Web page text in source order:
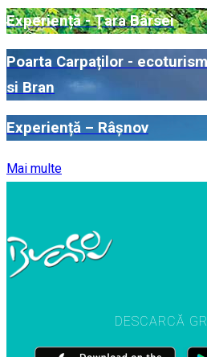
Experiență - Țara Bârsei
Poarta Carpaților -
si Bran
Experiență – Râșnov
Mai multe
DESCARCĂ